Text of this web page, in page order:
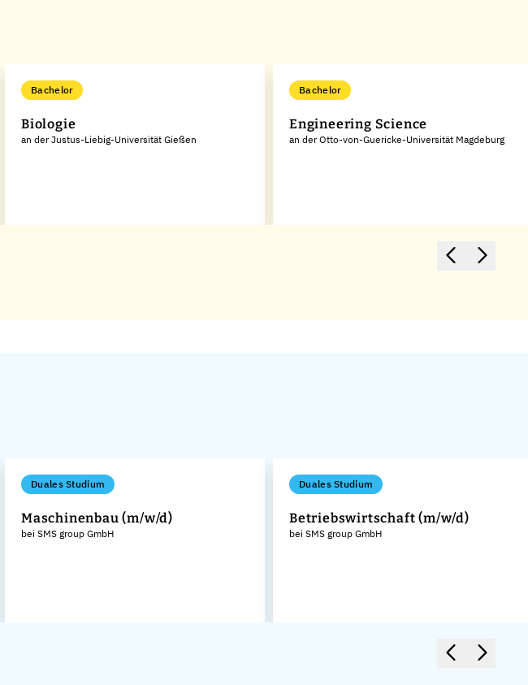
Bachelor
Biologie
an der Justus-Liebig-Universität Gießen
Bachelor
Engineering Science
an der Otto-von-Guericke-Universität Magdeburg
Duales Studium
Maschinenbau (m/w/d)
bei SMS group GmbH
Duales Studium
Betriebswirtschaft (m/w/d)
bei SMS group GmbH